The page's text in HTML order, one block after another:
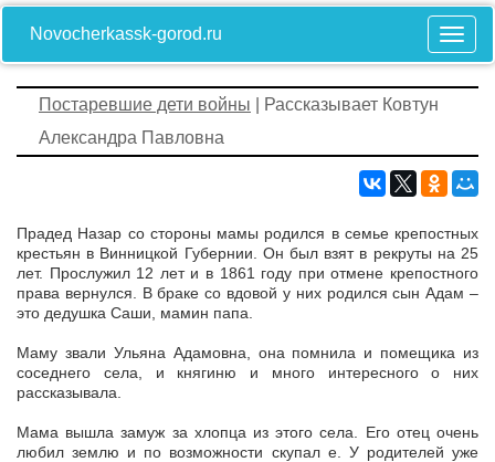
Novocherkassk-gorod.ru
Постаревшие дети войны | Рассказывает Ковтун
Александра Павловна
Прадед Назар со стороны мамы родился в семье крепостных
крестьян в Винницкой Губернии. Он был взят в рекруты на 25
лет. Прослужил 12 лет и в 1861 году при отмене крепостного
права вернулся. В браке со вдовой у них родился сын Адам –
это дедушка Саши, мамин папа.
Маму звали Ульяна Адамовна, она помнила и помещика из
соседнего села, и княгиню и много интересного о них
рассказывала.
Мама вышла замуж за хлопца из этого села. Его отец очень
любил землю и по возможности скупал е. У родителей уже